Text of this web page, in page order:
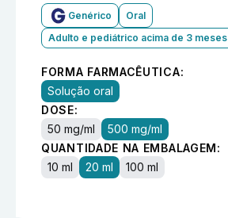
Genérico
Oral
Adulto e pediátrico acima de 3 meses
FORMA FARMACÊUTICA:
Solução oral
DOSE:
50 mg/ml
500 mg/ml
QUANTIDADE NA EMBALAGEM:
10 ml
20 ml 100 ml